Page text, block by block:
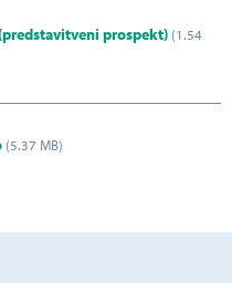
prospekt) (1.54
(5.37 MB)